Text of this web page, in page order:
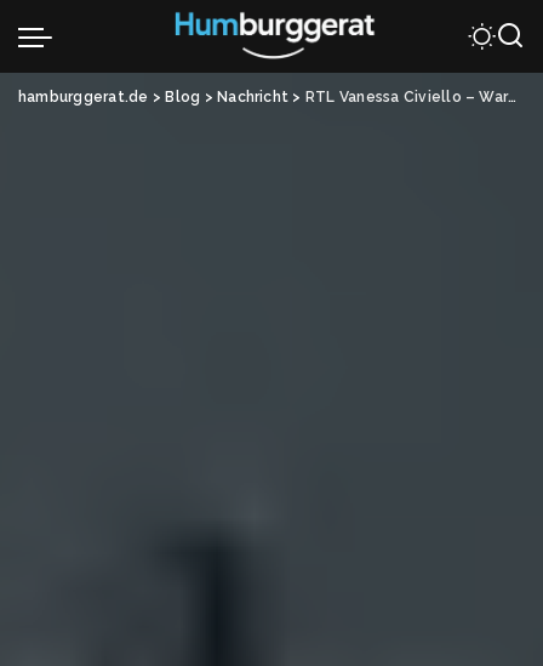
hamburggerat.de > Blog > Nachricht > RTL Vanessa Civiello – Warum sie ging und wer heute moderiert